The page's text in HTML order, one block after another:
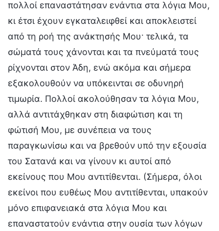
πολλοί επαναστάτησαν ενάντια στα λόγια Μου,
κι έτσι έχουν εγκαταλειφθεί και αποκλειστεί
από τη ροή της ανάκτησής Μου· τελικά, τα
σώματά τους χάνονται και τα πνεύματά τους
ρίχνονται στον Άδη, ενώ ακόμα και σήμερα
εξακολουθούν να υπόκεινται σε οδυνηρή
τιμωρία. Πολλοί ακολούθησαν τα λόγια Μου,
αλλά αντιτάχθηκαν στη διαφώτιση και τη
φώτισή Μου, με συνέπεια να τους
παραγκωνίσω και να βρεθούν υπό την εξουσία
του Σατανά και να γίνουν κι αυτοί από
εκείνους που Μου αντιτίθενται. (Σήμερα, όλοι
εκείνοι που ευθέως Μου αντιτίθενται, υπακούν
μόνο επιφανειακά στα λόγια Μου και
επαναστατούν ενάντια στην ουσία των λόγων